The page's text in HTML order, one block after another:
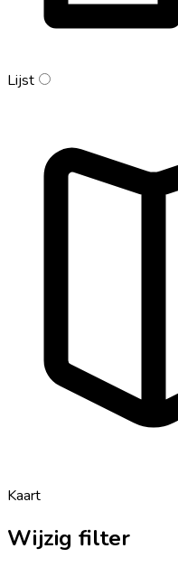
Lijst
Kaart
Wijzig filter